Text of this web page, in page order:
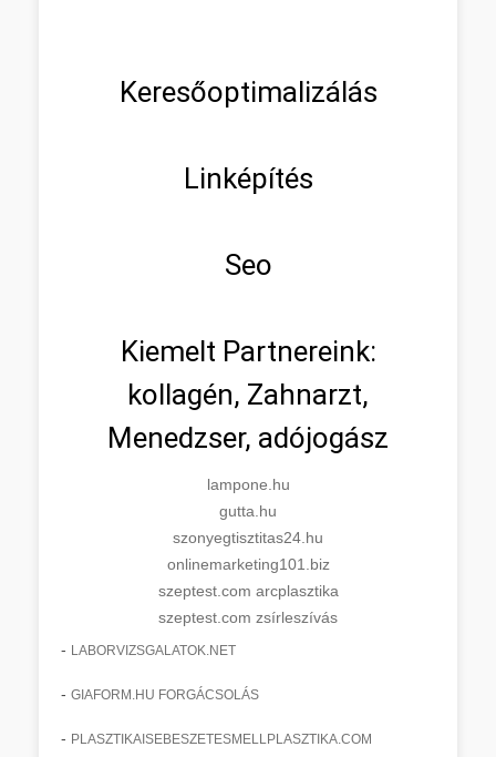
Keresőoptimalizálás
Linképítés
Seo
Kiemelt Partnereink:
kollagén, Zahnarzt,
Menedzser, adójogász
lampone.hu
gutta.hu
szonyegtisztitas24.hu
onlinemarketing101.biz
szeptest.com arcplasztika
szeptest.com zsírleszívás
- LABORVIZSGALATOK.NET
- GIAFORM.HU FORGÁCSOLÁS
- PLASZTIKAISEBESZETESMELLPLASZTIKA.COM